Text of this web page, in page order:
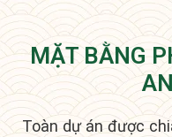
MẶT BẰNG
Toàn dự án được